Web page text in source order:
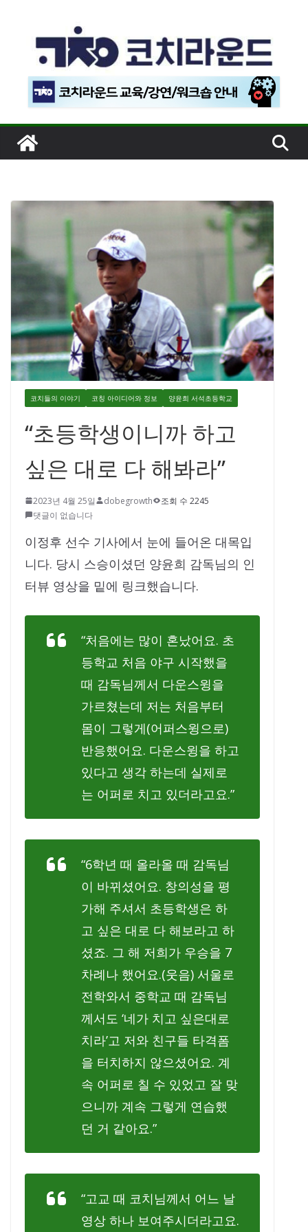
너
기
코치들의 이야기 코칭 아이디어와 정보 양윤희 서석초등학교
“초등학생이니까 하고
싶은 대로 다 해봐라”
2023년 4월 25일 dobegrowth
조회 수 2245
댓글이 없습니다
이정후 선수 기사에서 눈에 들어온 대목입
니다. 당시 스승이셨던 양윤희 감독님의 인
터뷰 영상을 밑에 링크했습니다.
“처음에는 많이 혼났어요. 초
등학교 처음 야구 시작했을
때 감독님께서 다운스윙을
가르쳤는데 저는 처음부터
몸이 그렇게(어퍼스윙으로)
반응했어요. 다운스윙을 하고
있다고 생각 하는데 실제로
는 어퍼로 치고 있더라고요.”
“6학년 때 올라올 때 감독님
이 바뀌셨어요. 창의성을 평
가해 주셔서 초등학생은 하
고 싶은 대로 다 해보라고 하
셨죠. 그 해 저희가 우승을 7
차례나 했어요.(웃음) 서울로
전학와서 중학교 때 감독님
께서도 ‘네가 치고 싶은대로
치라’고 저와 친구들 타격폼
을 터치하지 않으셨어요. 계
속 어퍼로 칠 수 있었고 잘 맞
으니까 계속 그렇게 연습했
던 거 같아요.”
“고교 때 코치님께서 어느 날
영상 하나 보여주시더라고요.